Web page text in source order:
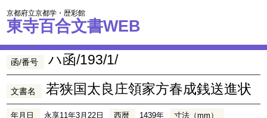
京都府立京都学・歴彩館
東寺百合文書WEB
函/番号 ハ函/193/1/
文書名 若狭国太良庄領家方春成銭送進状
年月日 永享11年3月22日 西暦 1439年
寸法（mm）